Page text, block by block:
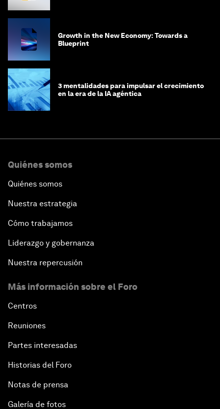
Growth in the New Economy: Towards a
Blueprint
3 mentalidades para impulsar el crecimiento
en la era de la IA agéntica
Quiénes somos
Quiénes somos
Nuestra estrategia
Cómo trabajamos
Liderazgo y gobernanza
Nuestra repercusión
Más información sobre el Foro
Centros
Reuniones
Partes interesadas
Historias del Foro
Notas de prensa
Galería de fotos